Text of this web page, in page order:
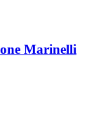
Marinelli